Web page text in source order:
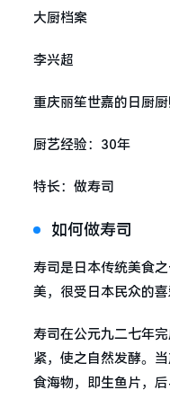
大厨档案
李兴超
重庆丽笙世嘉的日厨
厨艺经验：30年
特长：做寿司
如何做寿司
寿司是日本传统美食
美，很受日本民众的喜
寿司在公元九二七年
紧，使之自然发酵。
食海物，即生鱼片，